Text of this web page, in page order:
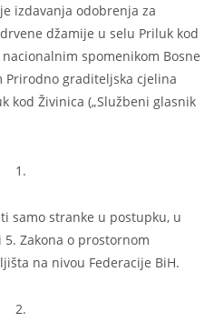
izdavanja odobrenja za
džamije u selu Priluk kod
spomenikom Bosne
Prirodno graditeljska cjelina
kod Živinica („Službeni glasnik
1.
samo stranke u postupku, u
Zakona o prostornom
na nivou Federacije BiH.
2.